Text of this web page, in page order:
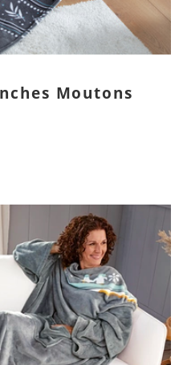
Moutons